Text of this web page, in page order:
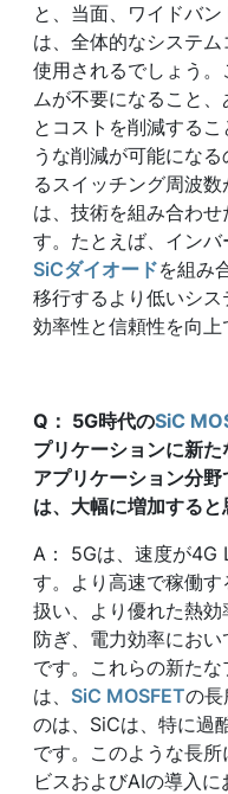
と、当面、ワイドバ
は、全体的なシステ
使用されるでしょう
ムが不要になること
とコストを削減する
うな削減が可能になる
るスイッチング周波
は、技術を組み合わ
す。たとえば、イン
SiCダイオードを組み
移行するより低いシス
効率性と信頼性を向上
Q ： 5G時代のSiC
プリケーションに新
アプリケーション分
は、大幅に増加すると
A： 5Gは、速度が4G
す。より高速で稼働
扱い、より優れた熱
防ぎ、電力効率にお
です。これらの新た
は、 SiC MOSFETの長
のは、SiCは、特に過
です。このような長
ビスおよびAIの導入